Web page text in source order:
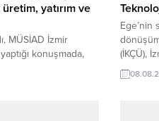
üretim, yatırım ve
MÜSİAD İzmir
konuşmada,
kalkınmasındaki
Türkiye
Ege’nin
(İKÇÜ),
vurmaya